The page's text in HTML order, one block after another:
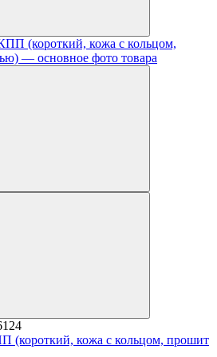
(короткий, кожа с кольцом, прошит